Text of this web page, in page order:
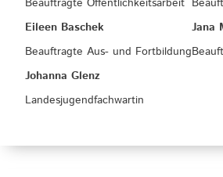
Eileen Baschek
Beauftragte Aus- und Fortbildung
Jana
Johanna Glenz
Landesjugendfachwartin